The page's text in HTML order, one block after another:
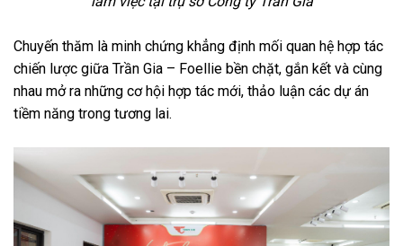
Chuyến thăm là minh chứng khẳng định mối quan hệ hợp tác
chiến lược giữa Trần Gia – Foellie bền chặt, gắn kết và cùng
nhau mở ra những cơ hội hợp tác mới, thảo luận các dự án
tiềm năng trong tương lai.